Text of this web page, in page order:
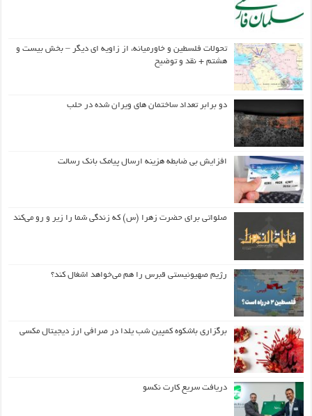
تحولات فلسطین و خاورمیانه، از زاویه ای دیگر – بخش بیست و
هشتم + نقد و توضیح
دو برابر تعداد ساختمان های ویران شده در حلب
افزایش بی ضابطه هزینه ارسال پیامک بانک رسالت
صلواتی برای حضرت زهرا (س) که زندگی شما را زیر و رو می‌کند
رژیم صهیونیستی قبرس را هم می‌خواهد اشغال کند؟
برگزاری باشکوه کمپین شب یلدا در صرافی ارز دیجیتال مکسی
دریافت سریع کارت نکسو